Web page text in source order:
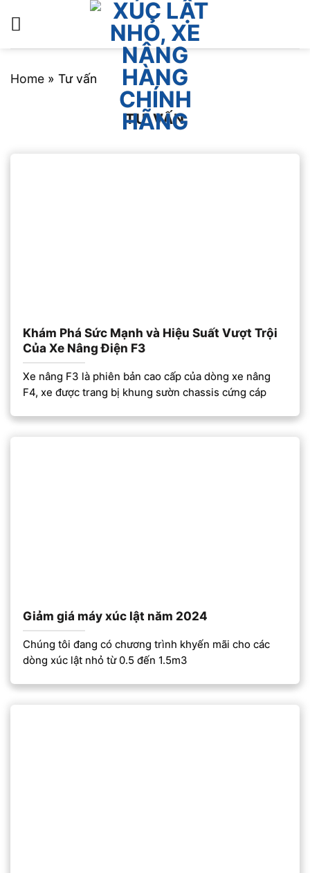
qua
nội
Home » Tư vấn
TƯ VẤN
Khám Phá Sức Mạnh và Hiệu Suất Vượt Trội
Của Xe Nâng Điện F3
Xe nâng F3 là phiên bản cao cấp của dòng xe nâng
F4, xe được trang bị khung sườn chassis cứng cáp
Giảm giá máy xúc lật năm 2024
Chúng tôi đang có chương trình khyến mãi cho các
dòng xúc lật nhỏ từ 0.5 đến 1.5m3